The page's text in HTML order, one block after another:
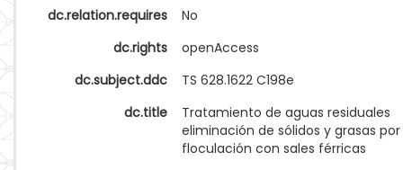
dc.relation.requires
No
dc.rights
openAccess
dc.subject.ddc
TS 628.1622 C198e
dc.title
Tratamiento de aguas residuales
eliminación de sólidos y grasas por
floculación con sales férricas